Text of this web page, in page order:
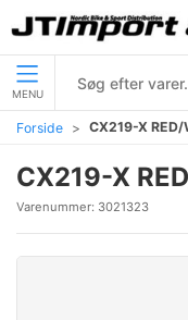
MENU
Forside CX219-X RED/
CX219-X
Varenummer: 3021323